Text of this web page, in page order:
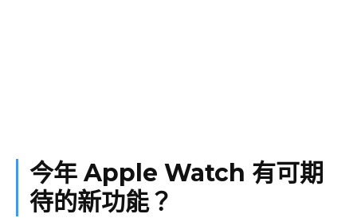
今年 Apple Watch 有可期
待的新功能？